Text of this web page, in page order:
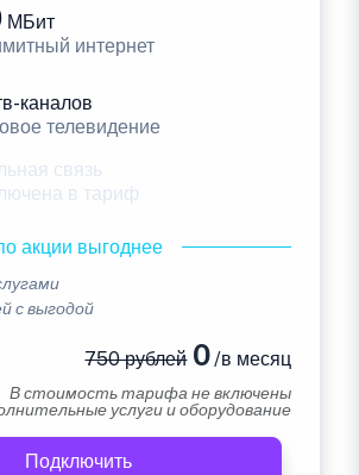
МБит
интернет
каналов
телевидение
связь
в тариф
акции выгоднее
с выгодой
750 рублей0/в месяц
В стоимость тарифа не включены
услуги и оборудование
Подключить